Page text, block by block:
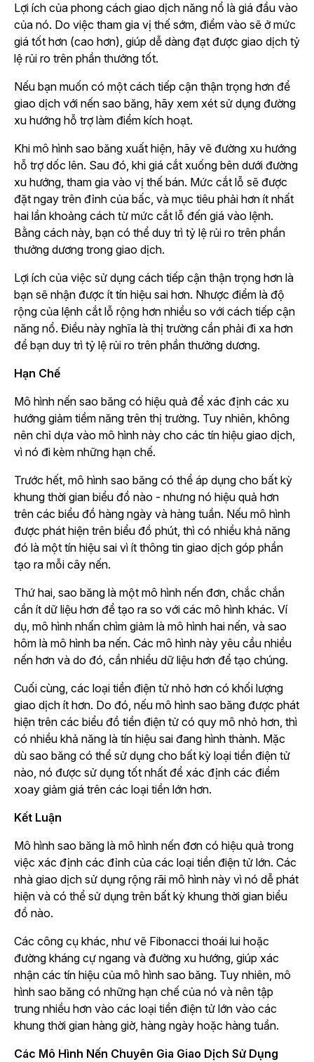
Lợi ích của phong cách giao dịch năng nổ là giá đầu vào
của nó. Do việc tham gia vị thế sớm, điểm vào sẽ ở mức
giá tốt hơn (cao hơn), giúp dễ dàng đạt được giao dịch tỷ
lệ rủi ro trên phần thưởng tốt.
Nếu bạn muốn có một cách tiếp cận thận trọng hơn để
giao dịch với nến sao băng, hãy xem xét sử dụng đường
xu hướng hỗ trợ làm điểm kích hoạt.
Khi mô hình sao băng xuất hiện, hãy vẽ đường xu hướng
hỗ trợ dốc lên. Sau đó, khi giá cắt xuống bên dưới đường
xu hướng, tham gia vào vị thế bán. Mức cắt lỗ sẽ được
đặt ngay trên đỉnh của bấc, và mục tiêu phải hơn ít nhất
hai lần khoảng cách từ mức cắt lỗ đến giá vào lệnh.
Bằng cách này, bạn có thể duy trì tỷ lệ rủi ro trên phần
thưởng dương trong giao dịch.
Lợi ích của việc sử dụng cách tiếp cận thận trọng hơn là
bạn sẽ nhận được ít tín hiệu sai hơn. Nhược điểm là độ
rộng của lệnh cắt lỗ rộng hơn nhiều so với cách tiếp cận
năng nổ. Điều này nghĩa là thị trường cần phải đi xa hơn
để bạn duy trì tỷ lệ rủi ro trên phần thưởng dương.
Hạn Chế
Mô hình nến sao băng có hiệu quả để xác định các xu
hướng giảm tiềm năng trên thị trường. Tuy nhiên, không
nên chỉ dựa vào mô hình này cho các tín hiệu giao dịch,
vì nó đi kèm những hạn chế.
Trước hết, mô hình sao băng có thể áp dụng cho bất kỳ
khung thời gian biểu đồ nào - nhưng nó hiệu quả hơn
trên các biểu đồ hàng ngày và hàng tuần. Nếu mô hình
được phát hiện trên biểu đồ phút, thì có nhiều khả năng
đó là một tín hiệu sai vì ít thông tin giao dịch góp phần
tạo ra mỗi cây nến.
Thứ hai, sao băng là một mô hình nến đơn, chắc chắn
cần ít dữ liệu hơn để tạo ra so với các mô hình khác. Ví
dụ, mô hình nhấn chìm giảm là mô hình hai nến, và sao
hôm là mô hình ba nến. Các mô hình này yêu cầu nhiều
nến hơn và do đó, cần nhiều dữ liệu hơn để tạo chúng.
Cuối cùng, các loại tiền điện tử nhỏ hơn có khối lượng
giao dịch ít hơn. Do đó, nếu mô hình sao băng được phát
hiện trên các biểu đồ tiền điện tử có quy mô nhỏ hơn, thì
có nhiều khả năng là tín hiệu sai đang hình thành. Mặc
dù sao băng có thể sử dụng cho bất kỳ loại tiền điện tử
nào, nó được sử dụng tốt nhất để xác định các điểm
xoay giảm giá trên các loại tiền lớn hơn.
Kết Luận
Mô hình sao băng là mô hình nến đơn có hiệu quả trong
việc xác định các đỉnh của các loại tiền điện tử lớn. Các
nhà giao dịch sử dụng rộng rãi mô hình này vì nó dễ phát
hiện và có thể sử dụng trên bất kỳ khung thời gian biểu
đồ nào.
Các công cụ khác, như vẽ Fibonacci thoái lui hoặc
đường kháng cự ngang và đường xu hướng, giúp xác
nhận các tín hiệu của mô hình sao băng. Tuy nhiên, mô
hình sao băng có những hạn chế của nó và nên tập
trung nhiều hơn vào các loại tiền điện tử lớn vào các
khung thời gian hàng giờ, hàng ngày hoặc hàng tuần.
Các Mô Hình Nến Chuyên Gia Giao Dịch Sử Dụng